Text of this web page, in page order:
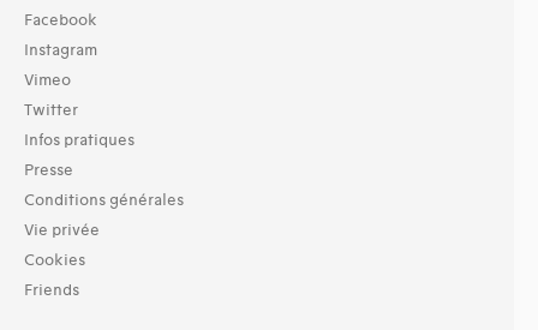
Facebook
Instagram
Vimeo
Twitter
Infos pratiques
Presse
Conditions générales
Vie privée
Cookies
Friends